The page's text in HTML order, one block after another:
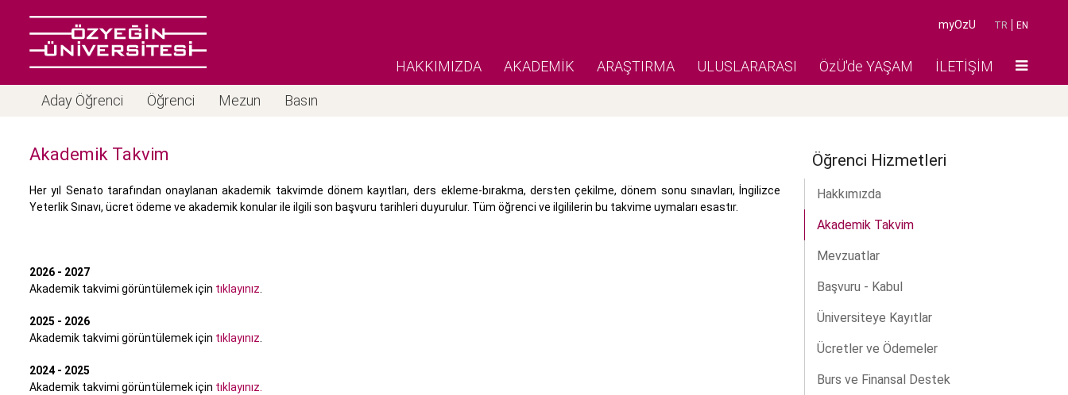
TR EN
myOzU
HAKKIMIZDA AKADEMİK ARAŞTIRMA ULUSLARARASI ÖzÜ'de YAŞAM İLETİŞİM
Aday Öğrenci Öğrenci Mezun Basın
Akademik Takvim
Her yıl Senato tarafından onaylanan akademik takvimde dönem kayıtları, ders ekleme-bırakma, dersten çekilme, dönem sonu sınavları, İngilizce
Yeterlik Sınavı, ücret ödeme ve akademik konular ile ilgili son başvuru tarihleri duyurulur. Tüm öğrenci ve ilgililerin bu takvime uymaları esastır.
2026 - 2027
Akademik takvimi görüntülemek için tıklayınız
2025 - 2026
Akademik takvimi görüntülemek için tıklayınız
2024 - 2025
Akademik takvimi görüntülemek için tıklayınız.
Öğrenci Hizmetleri
Hakkımızda
Akademik Takvim
Mevzuatlar
Başvuru - Kabul
Üniversiteye Kayıtlar
Ücretler ve Ödemeler
Burs ve Finansal Destek